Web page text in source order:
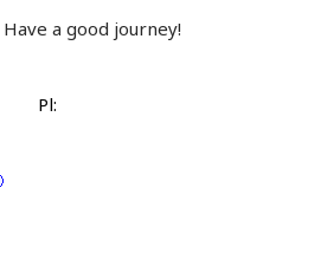
Have a good journey!
Pl: